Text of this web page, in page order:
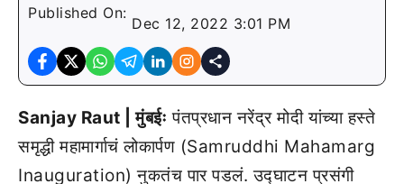
Published On:
Dec 12, 2022 3:01 PM
Sanjay Raut | मुंबईः पंतप्रधान नरेंद्र मोदी यांच्या हस्ते
समृद्धी महामार्गाचं लोकार्पण (Samruddhi Mahamarg
Inauguration) नुकतंच पार पडलं. उद्घाटन प्रसंगी